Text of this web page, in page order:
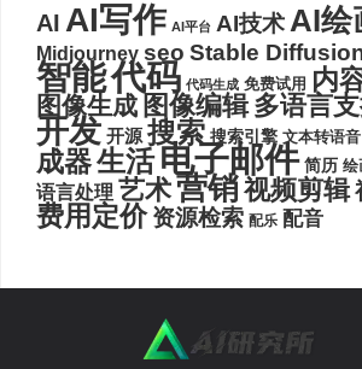
AI AI写作 AI平台 AI技术AI绘
Midjourney seo Stable
智能代码 代码生成 免费试用 内
图像生成 图像编辑 多语言
开发 开源 搜索 搜索引擎 文本转语音
成器生活电子邮件 简历 绘
语言处理 艺术营销视频剪辑
费用定价 资源检索 配乐 配音